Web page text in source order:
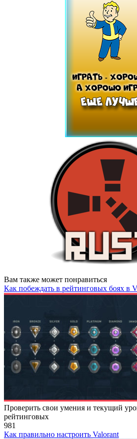
Вам также может понравиться
Как побеждать в рейтинговых боях в
Проверить свои умения и текущий
рейтинговых
981
Как правильно настроить Valorant